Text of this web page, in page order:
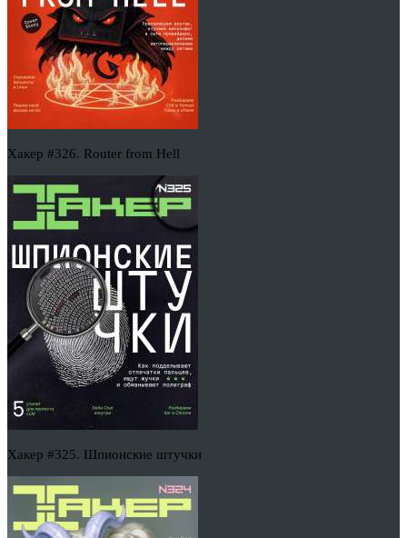
Хакер #326. Router from Hell
Хакер #325. Шпионские штучки